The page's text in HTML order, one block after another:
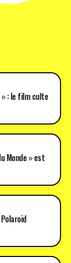
» : le film culte
Monde » est